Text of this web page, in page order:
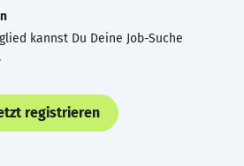
kannst Du Deine Job-Suche
registrieren